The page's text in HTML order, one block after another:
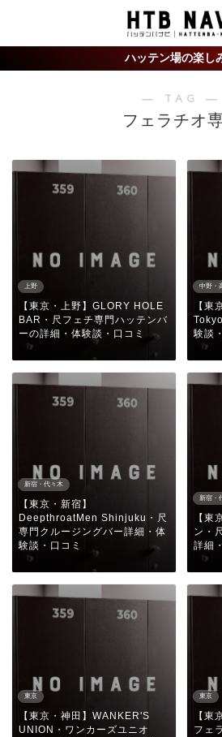
ハッテン場の楽し
― TAG ―
フェラチオ
上野
【東京・上野】GLORY HOLE
BAR・尺フェチ専門ハッテンバ
ーの詳細・体験談・口コミ
中野・
【東
験談
新宿・代々木
【東京・新宿】
DeepthroatMen Shinjuku・尺
専門クルージングバー詳細・体
験談・口コミ
新宿・
【東
ン・
詳細
東京
【東京・神田】WANKER'S
UNION・ワンカーズユニオ
東京
【東
フェ